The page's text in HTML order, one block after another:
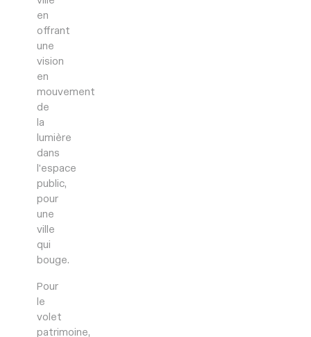
en
offrant
une
vision
en
mouvement
de
la
lumière
dans
l’espace
public,
pour
une
ville
qui
bouge.
Pour
le
volet
patrimoine,